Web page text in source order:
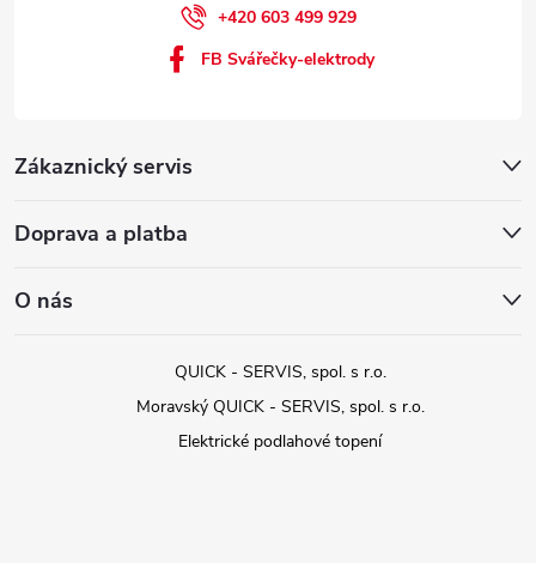
Zákaznický servis
Doprava a platba
O nás
+420 603 499 929
FB Svářečky-elektrody
QUICK - SERVIS, spol. s r.o.
Moravský QUICK - SERVIS, spol. s r.o.
Elektrické podlahové topení